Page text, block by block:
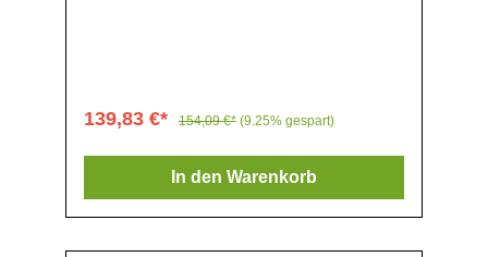
Speisen geeignet, Fertig geformt geliefert,
139,83 €* 154,09 €* (9.25% gespart)
In den Warenkorb